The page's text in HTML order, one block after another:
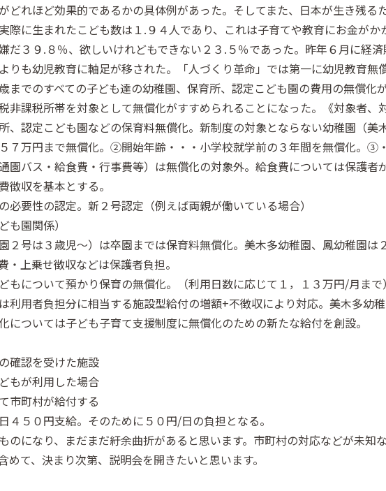
どれほど効果的であるかの具体例があった。そしてまた、日本が生き残る
際に生まれたこども数は１.９４人であり、これは子育てや教育にお金がか
だ３９.８％、欲しいけれどもできない２３.５％であった。昨年６月に経
りも幼児教育に軸足が移された。「人づくり革命」では第一に幼児教育無
までのすべての子ども達の幼稚園、保育所、認定こども園の費用の無償化
非課税所帯を対象として無償化がすすめられることになった。《対象者
、認定こども園などの保育料無償化。新制度の対象とならない幼稚園（美
７万円まで無償化。②開始年齢・・・小学校就学前の３年間を無償化。③
園バス・給食費・行事費等）は無償化の対象外。給食費については保護者
徴収を基本とする。
必要性の認定。新２号認定（例えば両親が働いている場合）
も園関係）
号は３歳児～）は卒園までは保育料無償化。美木多幼稚園、鳳幼稚園は
・上乗せ徴収などは保護者負担。
について預かり保育の無償化。（利用日数に応じて１，１３万円/月まで）
利用者負担分に相当する施設型給付の増額+不徴収により対応。美木多幼
については子ども子育て支援制度に無償化のための新たな給付を創設。
確認を受けた施設
もが利用した場合
市町村が給付する
４５０円支給。そのために５０円/日の負担となる。
のになり、まだまだ紆余曲折があると思います。市町村の対応などが未知
めて、決まり次第、説明会を開きたいと思います。